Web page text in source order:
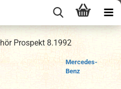
Prospekt 8.1992
Mercedes-
Benz